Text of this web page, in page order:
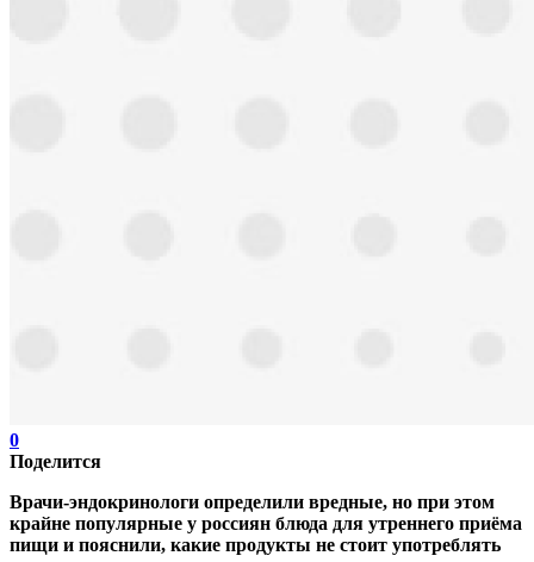
0
Поделится
Врачи-эндокринологи определили вредные, но при этом
крайне популярные у россиян блюда для утреннего приёма
пищи и пояснили, какие продукты не стоит употреблять